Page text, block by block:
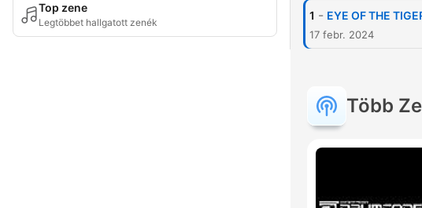
Top zene
Legtöbbet hallgatott zenék
1 - EYE OF THE
17 febr. 2024
Több